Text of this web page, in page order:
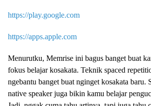
https://play.google.com
https://apps.apple.com
Menurutku, Memrise ini bagus banget buat
fokus belajar kosakata. Teknik spaced
ngebantu banget buat nginget kosakata baru.
native speaker juga bikin kamu belajar